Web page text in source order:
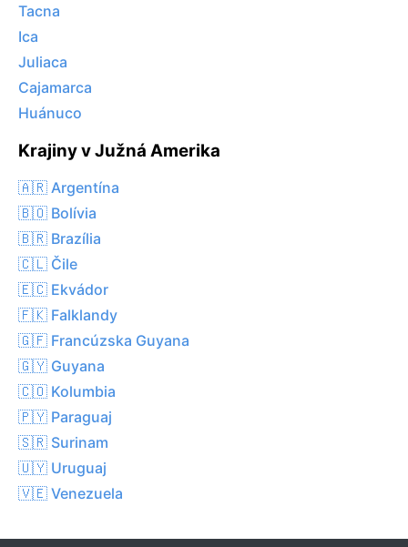
Tacna
Ica
Juliaca
Cajamarca
Huánuco
Krajiny v Južná Amerika
🇦🇷 Argentína
🇧🇴 Bolívia
🇧🇷 Brazília
🇨🇱 Čile
🇪🇨 Ekvádor
🇫🇰 Falklandy
🇬🇫 Francúzska Guyana
🇬🇾 Guyana
🇨🇴 Kolumbia
🇵🇾 Paraguaj
🇸🇷 Surinam
🇺🇾 Uruguaj
🇻🇪 Venezuela